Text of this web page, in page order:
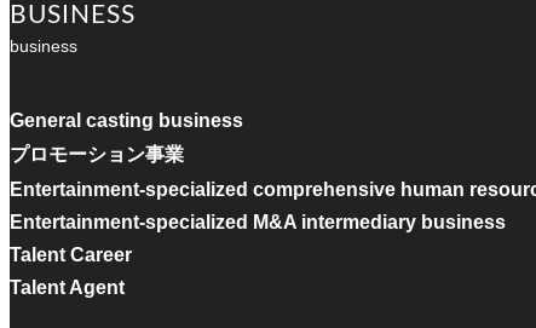
BUSINESS
business
General casting business
プロモーション事業
Entertainment-specialized comprehensive human
Entertainment-specialized M&A intermediary business
Talent Career
Talent Agent